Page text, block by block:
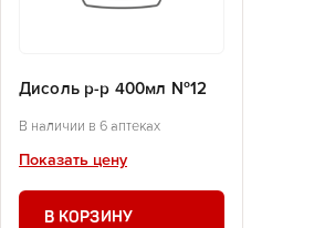
Дисоль р-р 400мл №12
В наличии в 6 аптеках
Показать цену
В КОРЗИНУ